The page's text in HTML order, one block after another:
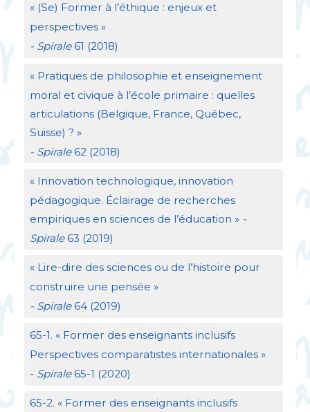
« (Se) Former à l’éthique : enjeux et
perspectives »
- Spirale61 (2018)
« Pratiques de philosophie et enseignement
moral et civique à l’école primaire : quelles
articulations (Belgique, France, Québec,
Suisse) ? »
- Spirale62 (2018)
« Innovation technologique, innovation
pédagogique. Éclairage de recherches
empiriques en sciences de l’éducation » -
Spirale63 (2019)
« Lire-dire des sciences ou de l’histoire pour
construire une pensée »
- Spirale64 (2019)
65-1. « Former des enseignants inclusifs
Perspectives comparatistes internationales »
- Spirale65-1 (2020)
65-2. « Former des enseignants inclusifs